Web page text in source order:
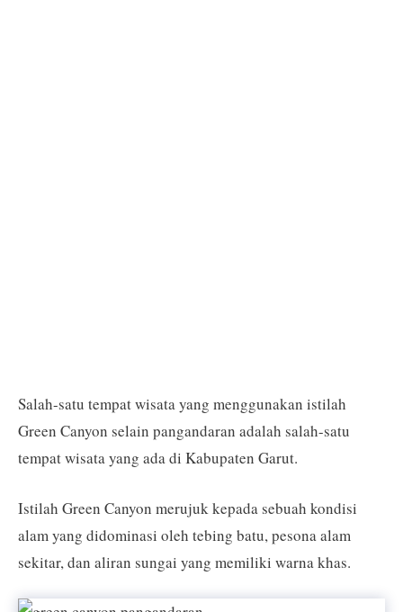
Salah-satu tempat wisata yang menggunakan istilah
Green Canyon selain pangandaran adalah salah-satu
tempat wisata yang ada di Kabupaten Garut.
Istilah Green Canyon merujuk kepada sebuah kondisi
alam yang didominasi oleh tebing batu, pesona alam
sekitar, dan aliran sungai yang memiliki warna khas.